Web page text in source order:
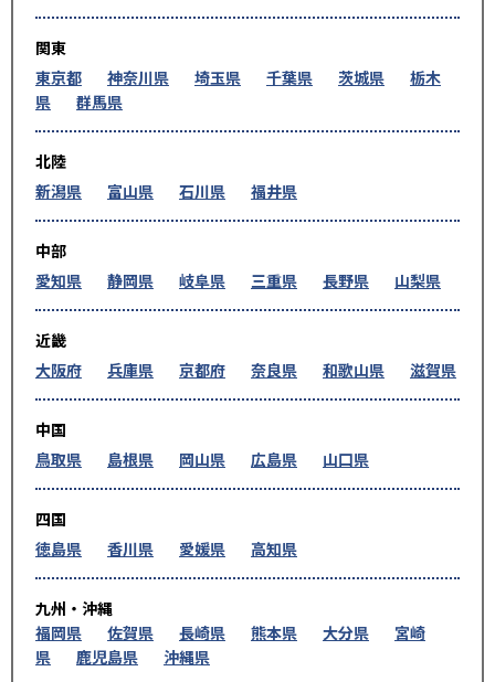
関東
東京都
神奈川県 埼玉県 千葉県 茨城県
栃木
県
群馬県
北陸
新潟県
富山県 石川県 福井県
中部
愛知県
静岡県 岐阜県 三重県 長野県 山梨県
近畿
大阪府
兵庫県 京都府 奈良県 和歌山県 滋賀県
中国
鳥取県
島根県 岡山県 広島県 山口県
四国
徳島県
香川県 愛媛県 高知県
九州・沖縄
福岡県
佐賀県 長崎県 熊本県 大分県
宮崎
県
鹿児島県 沖縄県